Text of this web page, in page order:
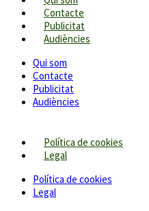
Contacte
Publicitat
Audiències
Qui som
Contacte
Publicitat
Audiències
Política de cookies
Legal
Política de cookies
Legal